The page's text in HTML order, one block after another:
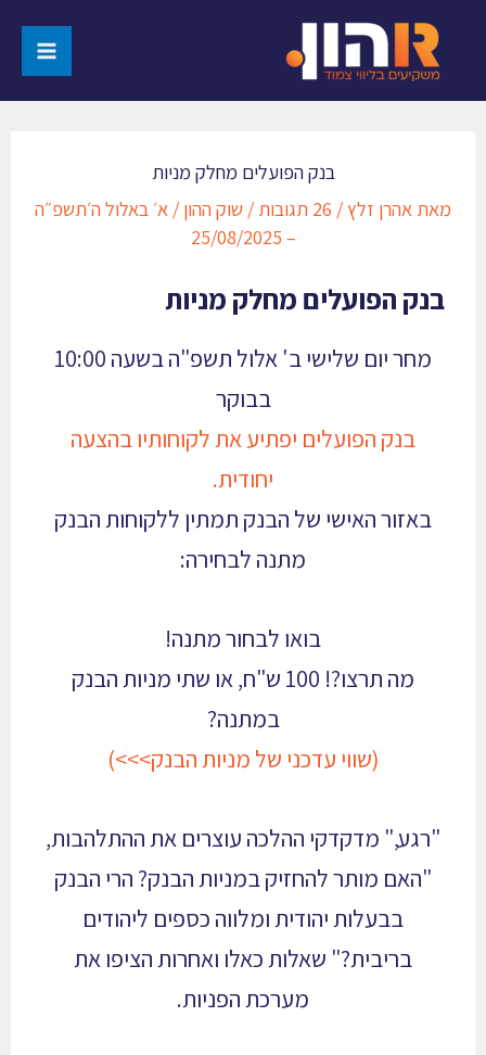
בנק הפועלים מחלק מניות
מאתאהרן זלץ/ 26 תגובות / שוק ההון/ א׳ באלול ה׳תשפ״ה
– 25/08/2025
בנק הפועלים מחלק מניות
מחר יום שלישי ב' אלול תשפ"ה בשעה 10:00
בבוקר
בנק הפועלים יפתיע את לקוחותיו בהצעה
יחודית.
באזור האישי של הבנק תמתין ללקוחות הבנק
מתנה לבחירה:
בואו לבחור מתנה!
מה תרצו?!100 ש"ח, או
שתי מניות הבנק
במתנה?
שווי עדכני של מניות הבנק>>>)
"רגע," מדקדקי ההלכה עוצרים את ההתלהבות,
"האם מותר להחזיק במניות הבנק?הרי הבנק
בבעלות יהודית ומלווה כספים ליהודים
בריבית?"שאלות כאלו ואחרות הציפו את
מערכת הפניות.